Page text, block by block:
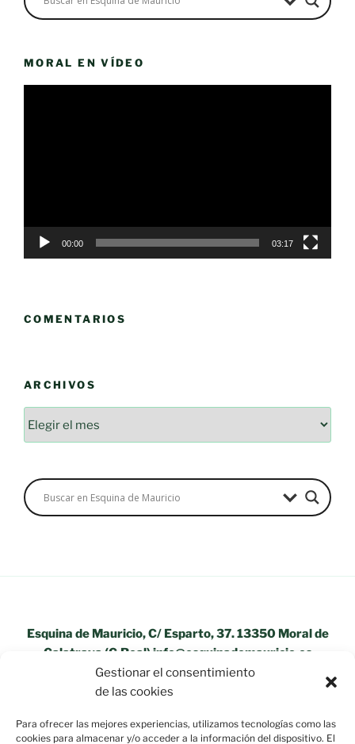
Gestionar el consentimiento
de las cookies
Para ofrecer las mejores experiencias, utilizamos tecnologías como las
cookies para almacenar y/o acceder a la información del dispositivo. El
MORAL EN VÍDEO
00:00 03:17
COMENTARIOS
ARCHIVOS
Esquina de Mauricio, C/ Esparto, 37. 13350 Moral de
Calatrava (C.Real) info@esquinademauricio.es
«Aviso Legal»